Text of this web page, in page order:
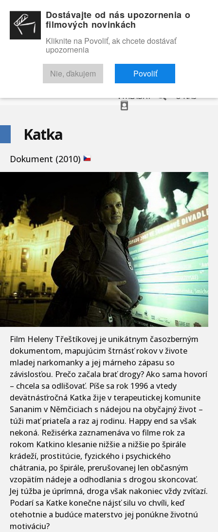
RECENZIE TRAILERY FILMOVÁ DATABÁZA
VYHĽADAŤ O NÁS
Katka
Dokument (2010)
Film Heleny Třeštíkovej je unikátnym časozberným
dokumentom, mapujúcim štrnásť rokov v živote
mladej narkomanky a jej márneho zápasu so
závislosťou. Prečo začala brať drogy? Ako sama hovorí
– chcela sa odlišovať. Píše sa rok 1996 a vtedy
devätnásťročná Katka žije v terapeutickej komunite
Sananim v Němčiciach s nádejou na obyčajný život –
túži mať priateľa a raz aj rodinu. Happy end sa však
nekoná. Režisérka zaznamenáva vo filme rok za
rokom Katkino klesanie nižšie a nižšie po špirále
krádeží, prostitúcie, fyzického i psychického
chátrania, po špirále, prerušovanej len občasným
vzopätím nádeje a odhodlania s drogou skoncovať.
Jej túžba je úprímná, droga však nakoniec vždy zvíťazí.
Podarí sa Katke konečne nájsť silu vo chvíli, keď
otehotnie a budúce materstvo jej ponúkne životnú
motiváciu?
Dostávajte od nás upozornenia o
filmových novinkách
Kliknite na Povoliť, ak chcete dostávať
upozornenia
Nie, ďakujem Povoliť